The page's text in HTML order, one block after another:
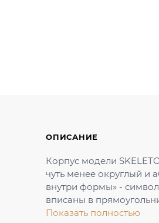
ОПИСАНИЕ
Корпус модели
чуть менее округлый и
внутри формы» -
вписаны в
Показать полностью